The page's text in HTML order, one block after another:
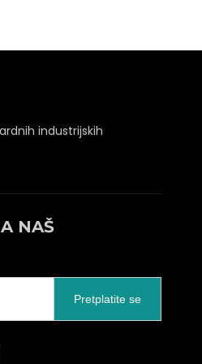
industrijskih
NAŠ
Pretplatite se